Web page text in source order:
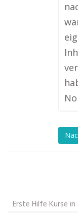
Erste Hilfe Kurse